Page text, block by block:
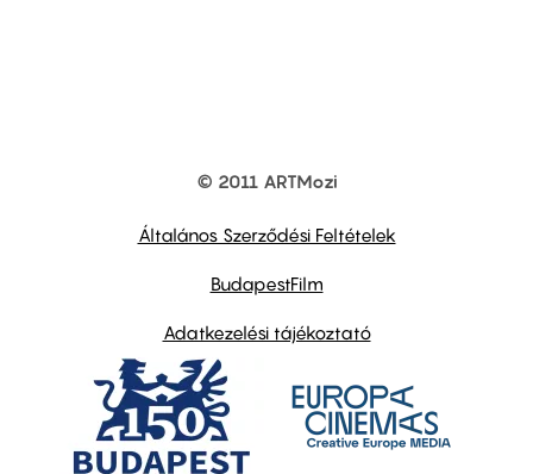
© 2011 ARTMozi
Általános Szerződési Feltételek
BudapestFilm
Adatkezelési tájékoztató